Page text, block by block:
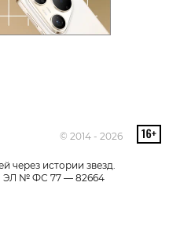
© 2014 - 2026
через истории звезд.
ЭЛ № ФС 77 — 82664